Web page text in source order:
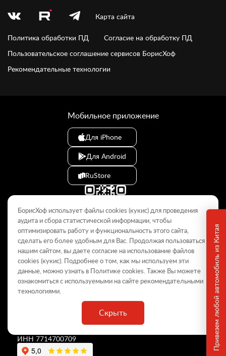
Привезем любой автомобиль из Китая
Карта сайта
Политика обработки ПД
Согласие на обработку ПД
Пользовательское соглашение сервисов БорисХоф
Рекомендательные технологии
© 2009–2026
Данный интернет-сайт носит информационный характер и не
является публичной офертой, определяемой положениями Статьи
437 ГК РФ. Для получения подробной информации обращайтесь в
дилерские центры.
БорисХоф Холдинг»
ИНН 7714700709
Мобильное приложение
Для iPhone
Для Android
RuStore
БорисХоф использует файлы cookies (кукиc) для проведения
аудита и сбора статистической информации, чтобы
оптимизировать работу и функциональность этого сайта,
сделать его более удобным для Вас. Продолжая пользоваться
нашим сайтом, вы даете согласие на использование файлов
cookies (кукиc). Подробнее о том, как мы используем эти
данные, можно узнать в Политикеcookies. Также Вы можете
ознакомиться с используемыми на сайте рекомендательными
технологиями.
Скрыть